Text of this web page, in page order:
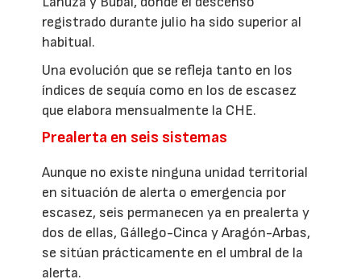
registrado durante julio ha sido superior al
habitual.
Una evolución que se refleja tanto en los
índices de sequía como en los de escasez
que elabora mensualmente la CHE.
Prealerta en seis sistemas
Aunque no existe ninguna unidad territorial
en situación de alerta o emergencia por
escasez, seis permanecen ya en prealerta y
dos de ellas, Gállego-Cinca y Aragón-Arbas,
se sitúan prácticamente en el umbral de la
alerta.